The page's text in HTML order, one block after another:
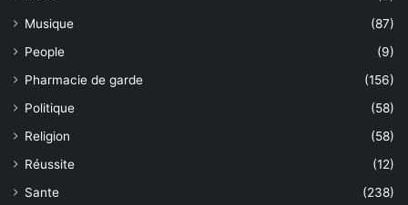
Musique
(87)
People
(9)
Pharmacie de garde
(156)
Politique
(58)
Religion
(58)
Réussite
(12)
Sante
(238)